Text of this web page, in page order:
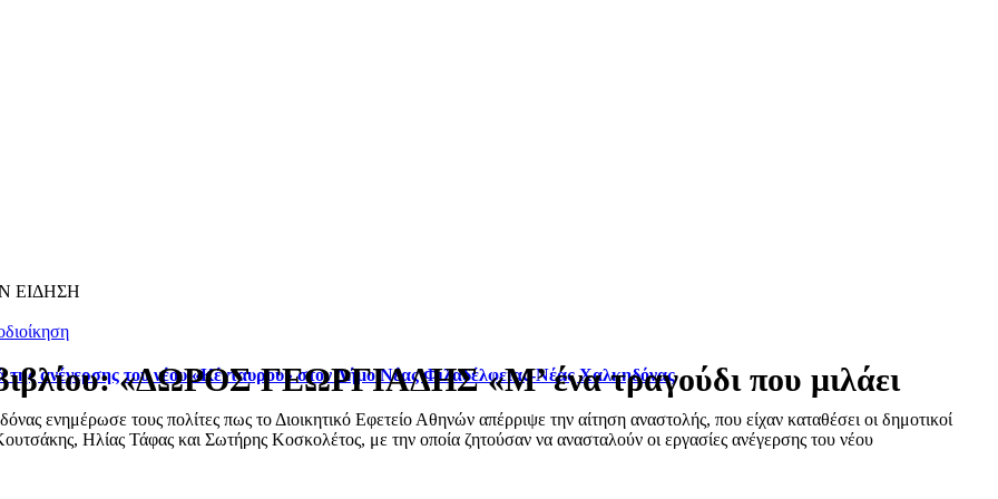
ΕΙΔΗΣΗ
ανέγερσης του νέου «Κένταυρου» στον Δήμο Νέας Φιλαδέλφειας-Νέας Χαλκηδόνας
ενημέρωσε τους πολίτες πως το Διοικητικό Εφετείο Αθηνών απέρριψε την αίτηση αναστολής, που είχαν καταθέσει οι δημοτικοί
Ηλίας Τάφας και Σωτήρης Κοσκολέτος, με την οποία ζητούσαν να ανασταλούν οι εργασίες ανέγερσης του νέου
«ΔΩΡΟΣ ΓΕΩΡΓΙΑΔΗΣ «Μ’ ένα τραγούδι που μιλάει